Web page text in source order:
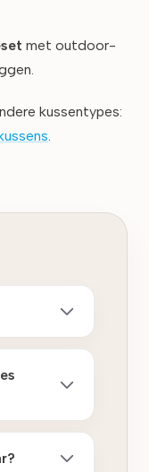
met outdoor-
kussentypes:
.